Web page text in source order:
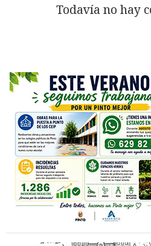
Todavía no hay